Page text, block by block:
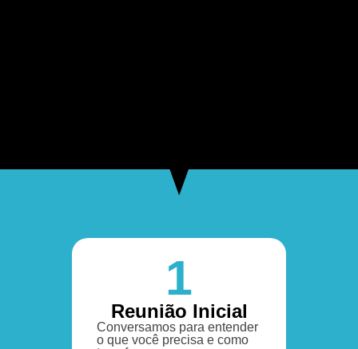
1
Reunião Inicial
Conversamos para entender
o que você precisa e como